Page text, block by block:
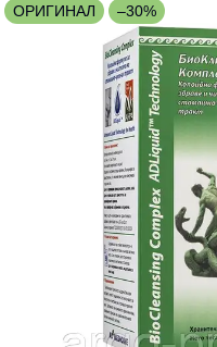
ОРИГИНАЛ –30%